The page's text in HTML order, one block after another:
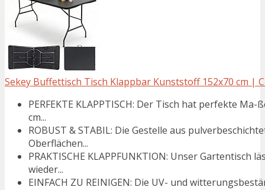
Sekey Buffettisch Tisch Klappbar Kunststoff 152x70 cm |
PERFEKTE KLAPPTISCH: Der Tisch hat perfekte
cm...
ROBUST & STABIL: Die Gestelle aus
Oberflächen...
PRAKTISCHE KLAPPFUNKTION: Unser
wieder...
EINFACH ZU REINIGEN: Die UV- und